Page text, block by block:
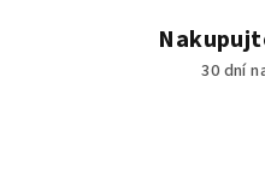
30 dní